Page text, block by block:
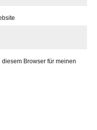
Browser für meinen